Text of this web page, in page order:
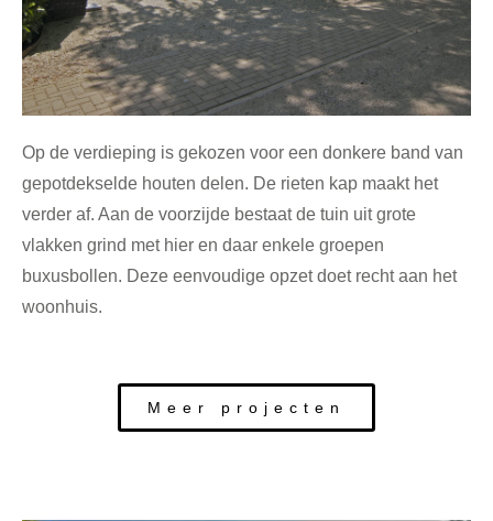
Op de verdieping is gekozen voor een donkere band van
gepotdekselde houten delen. De rieten kap maakt het
verder af. Aan de voorzijde bestaat de tuin uit grote
vlakken grind met hier en daar enkele groepen
buxusbollen. Deze eenvoudige opzet doet recht aan het
woonhuis.
Meer projecten